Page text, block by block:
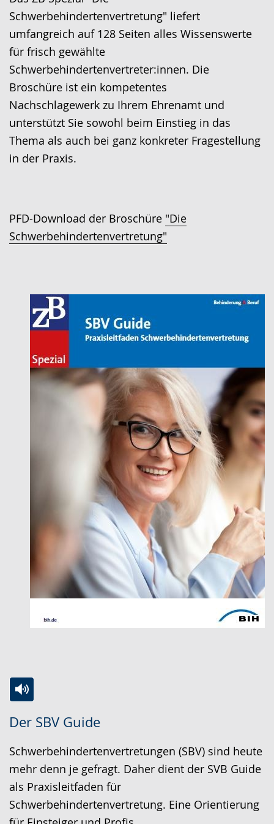
wechseln.
Deutscher
Gebärdensprache
wird
angezeigt.
Schwerbehindertenvertretung" liefert
umfangreich auf 128 Seiten alles Wissenswerte
für frisch gewählte
Schwerbehindertenvertreter:innen. Die
Broschüre ist ein kompetentes
Nachschlagewerk zu Ihrem Ehrenamt und
unterstützt Sie sowohl beim Einstieg in das
Thema als auch bei ganz konkreter Fragestellung
in der Praxis.
PFD-Download der Broschüre "Die
Schwerbehindertenvertretung"
Der SBV Guide
Leichten
Sprache
wechseln.
Audio-
Unterstützung.
Video
in
Deutscher
Gebärdensprache
wird
angezeigt.
Schwerbehindertenvertretungen (SBV) sind heute
mehr denn je gefragt. Daher dient der SVB Guide
als Praxisleitfaden für
Schwerbehindertenvertretung. Eine Orientierung